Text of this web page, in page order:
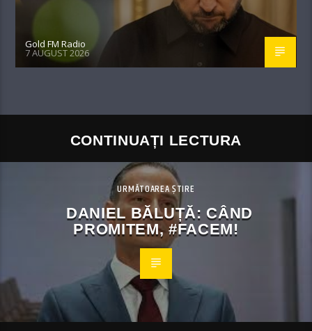
Gold FM Radio
7 AUGUST 2026
CONTINUAȚI LECTURA
URMĂTOAREA ȘTIRE
DANIEL BĂLUȚĂ: CÂND
PROMITEM, #FACEM!